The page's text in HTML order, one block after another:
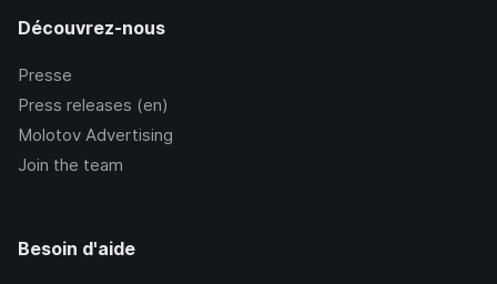
Découvrez-nous
Presse
Press releases (en)
Molotov Advertising
Join the team
Besoin d'aide